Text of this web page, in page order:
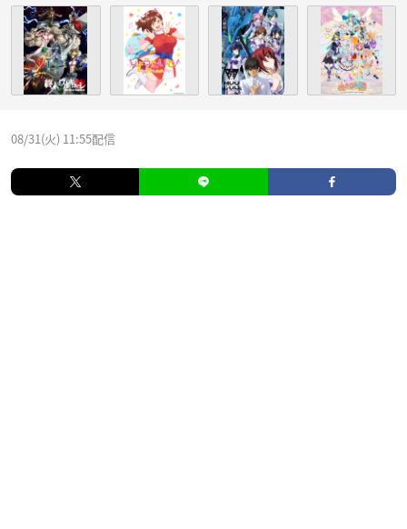
08/31(火) 11:55配信